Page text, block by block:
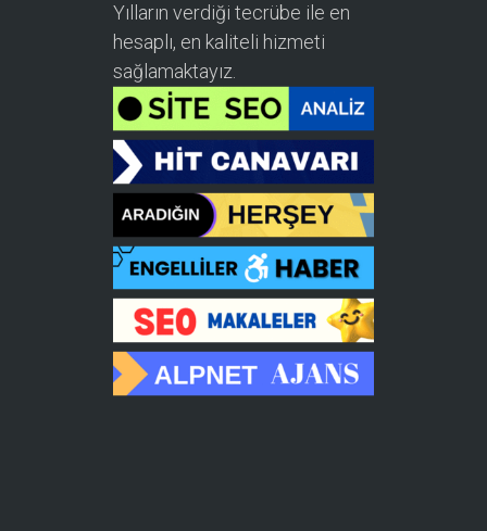
Yılların verdiği tecrübe ile en
hesaplı, en kaliteli hizmeti
sağlamaktayız.